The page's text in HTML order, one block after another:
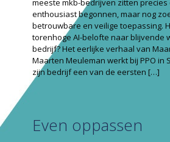
meeste mkb-bedrijven zitten precies
enthousiast begonnen, maar nog
betrouwbare en veilige toepassing.
torenhoge AI-belofte naar blijvende
bedrijf? Het eerlijke verhaal van
Maarten Meuleman werkt bij PPO in
zijn bedrijf een van de eersten […]
Even oppassen